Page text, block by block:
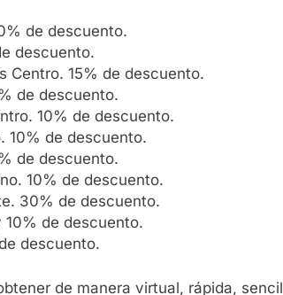
de descuento.
descuento.
Centro. 15% de descuento.
de descuento.
10% de descuento.
10% de descuento.
de descuento.
10% de descuento.
30% de descuento.
de descuento.
descuento.
de manera virtual, rápida,